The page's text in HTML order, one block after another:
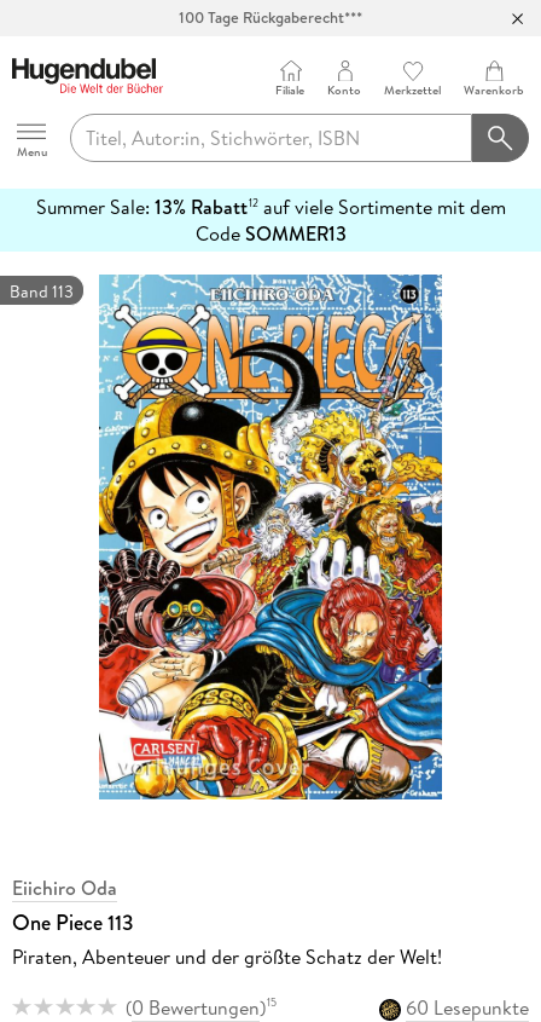
100 Tage Rückgaberecht***
Hugendubel
Menu
Filiale Konto Merkzettel Warenkorb
Summer Sale: 13% Rabatt12auf viele Sortimente mit dem
CodeSOMMER13
erfahren
Band 113
Eiichiro Oda
One Piece 113
Piraten, Abenteuer und der größte Schatz der Welt!
(0 Bewertungen)15
60 Lesepunkte